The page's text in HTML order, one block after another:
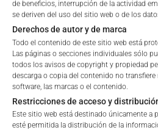
de beneficios, interrupción de la actividad
se deriven del uso del sitio web o de los
Derechos de autor y de marca
Todo el contenido de este sitio web está
Las páginas o secciones individuales sólo
todos los avisos de copyright y propiedad
descarga o copia del contenido no
software, las marcas o el contenido.
Restricciones de acceso y
Este sitio web está destinado únicamente a
esté permitida la distribución de la
BREXIT Update: iMaps
con satisfacción la iniciativa
iMaps Capital Markets acoge
AEVM relativa a los pasaportes de
mercados de servicios financieros de
enero de 2020, está